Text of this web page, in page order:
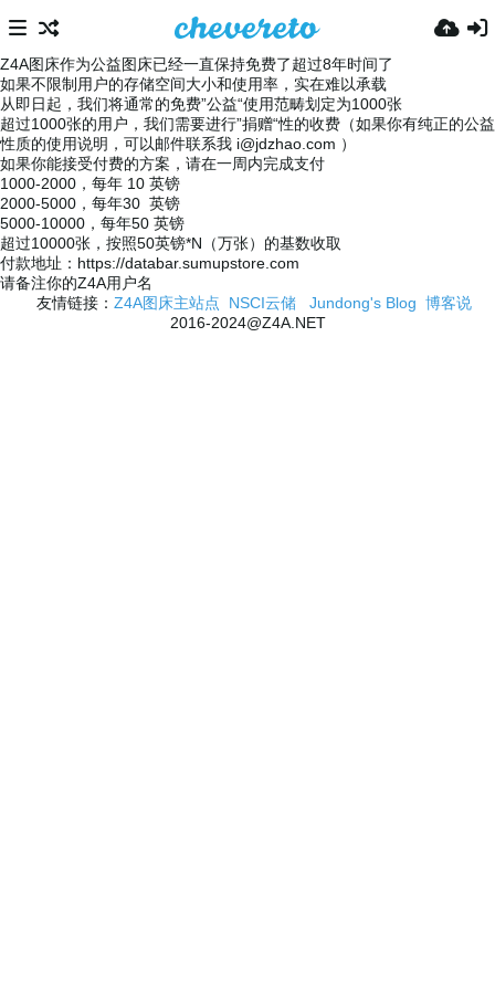
Z4A图床作为公益图床已经一直保持免费了超过8年时间了
如果不限制用户的存储空间大小和使用率，实在难以承载
从即日起，我们将通常的免费”公益“使用范畴划定为1000张
超过1000张的用户，我们需要进行”捐赠“性的收费（如果你有纯正的公益
性质的使用说明，可以邮件联系我 i@jdzhao.com ）
如果你能接受付费的方案，请在一周内完成支付
1000-2000，每年 10 英镑
2000-5000，每年30 英镑
5000-10000，每年50 英镑
超过10000张，按照50英镑*N（万张）的基数收取
付款地址：https://databar.sumupstore.com
请备注你的Z4A用户名
友情链接： Z4A图床主站点 NSCI云储 Jundong's Blog 博客说
2016-2024@Z4A.NET